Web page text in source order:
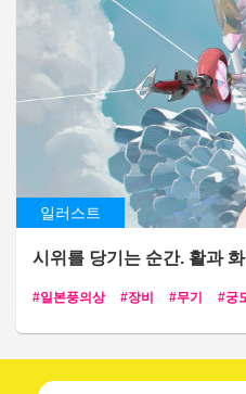
일러스트
시위를 당기는 순간. 활과
일본풍의상 장비 무기 궁